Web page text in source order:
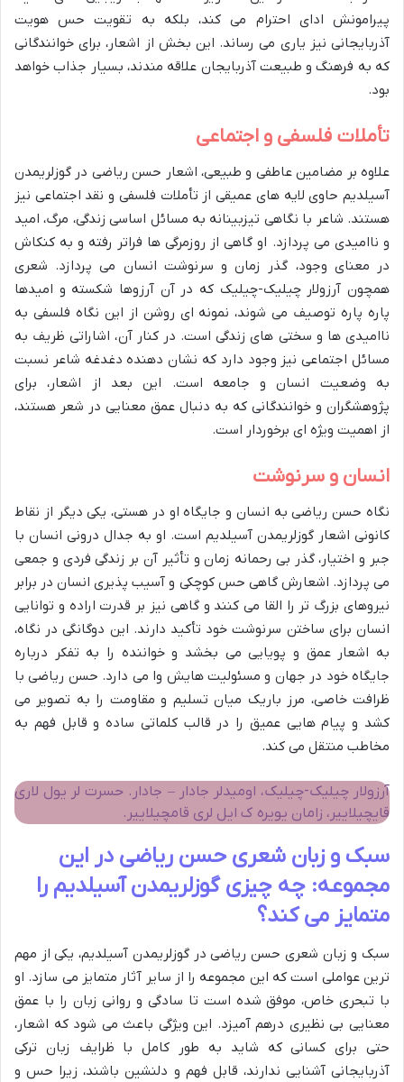
پیرامونش ادای احترام می کند، بلکه به تقویت حس هویت
آذربایجانی نیز یاری می رساند. این بخش از اشعار، برای خوانندگانی
که به فرهنگ و طبیعت آذربایجان علاقه مندند، بسیار جذاب خواهد
بود.
تأملات فلسفی و اجتماعی
علاوه بر مضامین عاطفی و طبیعی، اشعار حسن ریاضی در گوزلریمدن
آسیلدیم حاوی لایه های عمیقی از تأملات فلسفی و نقد اجتماعی نیز
هستند. شاعر با نگاهی تیزبینانه به مسائل اساسی زندگی، مرگ، امید
و ناامیدی می پردازد. او گاهی از روزمرگی ها فراتر رفته و به کنکاش
در معنای وجود، گذر زمان و سرنوشت انسان می پردازد. شعری
همچون آرزولار چیلیک-چیلیک که در آن آرزوها شکسته و امیدها
پاره پاره توصیف می شوند، نمونه ای روشن از این نگاه فلسفی به
ناامیدی ها و سختی های زندگی است. در کنار آن، اشاراتی ظریف به
مسائل اجتماعی نیز وجود دارد که نشان دهنده دغدغه شاعر نسبت
به وضعیت انسان و جامعه است. این بعد از اشعار، برای
پژوهشگران و خوانندگانی که به دنبال عمق معنایی در شعر هستند،
از اهمیت ویژه ای برخوردار است.
انسان و سرنوشت
نگاه حسن ریاضی به انسان و جایگاه او در هستی، یکی دیگر از نقاط
کانونی اشعار گوزلریمدن آسیلدیم است. او به جدال درونی انسان با
جبر و اختیار، گذر بی رحمانه زمان و تأثیر آن بر زندگی فردی و جمعی
می پردازد. اشعارش گاهی حس کوچکی و آسیب پذیری انسان در برابر
نیروهای بزرگ تر را القا می کنند و گاهی نیز بر قدرت اراده و توانایی
انسان برای ساختن سرنوشت خود تأکید دارند. این دوگانگی در نگاه،
به اشعار عمق و پویایی می بخشد و خواننده را به تفکر درباره
جایگاه خود در جهان و مسئولیت هایش وا می دارد. حسن ریاضی با
ظرافت خاصی، مرز باریک میان تسلیم و مقاومت را به تصویر می
کشد و پیام هایی عمیق را در قالب کلماتی ساده و قابل فهم به
مخاطب منتقل می کند.
آرزولار چیلیک-چیلیک، اومیدلر جادار – جادار. حسرت لر یول لاری
قایچیلاییر، زامان یویره ک ایل لری قامچیلاییر.
سبک و زبان شعری حسن ریاضی در این
مجموعه: چه چیزی گوزلریمدن آسیلدیم را
متمایز می کند؟
سبک و زبان شعری حسن ریاضی در گوزلریمدن آسیلدیم، یکی از مهم
ترین عواملی است که این مجموعه را از سایر آثار متمایز می سازد. او
با تبحری خاص، موفق شده است تا سادگی و روانی زبان را با عمق
معنایی بی نظیری درهم آمیزد. این ویژگی باعث می شود که اشعار،
حتی برای کسانی که شاید به طور کامل با ظرایف زبان ترکی
آذربایجانی آشنایی ندارند، قابل فهم و دلنشین باشند، زیرا حس و